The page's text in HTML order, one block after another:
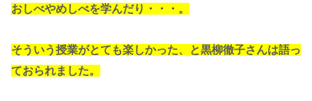
おしべやめしべを学んだり・・・。
そういう授業がとても楽しかった、と黒柳徹子さんは語っ
ておられました。